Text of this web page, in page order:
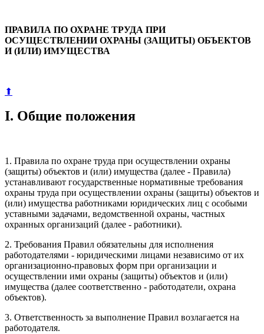
ПРАВИЛА ПО ОХРАНЕ ТРУДА ПРИ
ОСУЩЕСТВЛЕНИИ ОХРАНЫ (ЗАЩИТЫ) ОБЪЕКТОВ
И (ИЛИ) ИМУЩЕСТВА
⬆
I. Общие положения
1. Правила по охране труда при осуществлении охраны
(защиты) объектов и (или) имущества (далее - Правила)
устанавливают государственные нормативные требования
охраны труда при осуществлении охраны (защиты) объектов и
(или) имущества работниками юридических лиц с особыми
уставными задачами, ведомственной охраны, частных
охранных организаций (далее - работники).
2. Требования Правил обязательны для исполнения
работодателями - юридическими лицами независимо от их
организационно-правовых форм при организации и
осуществлении ими охраны (защиты) объектов и (или)
имущества (далее соответственно - работодатели, охрана
объектов).
3. Ответственность за выполнение Правил возлагается на
работодателя.